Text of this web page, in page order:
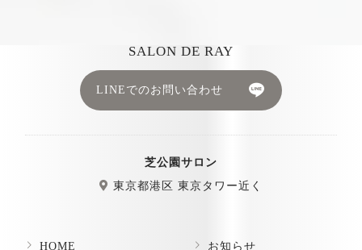
SALON DE RAY
LINEでのお問い合わせ
芝公園サロン
東京都港区 東京タワー近く
HOME お知らせ